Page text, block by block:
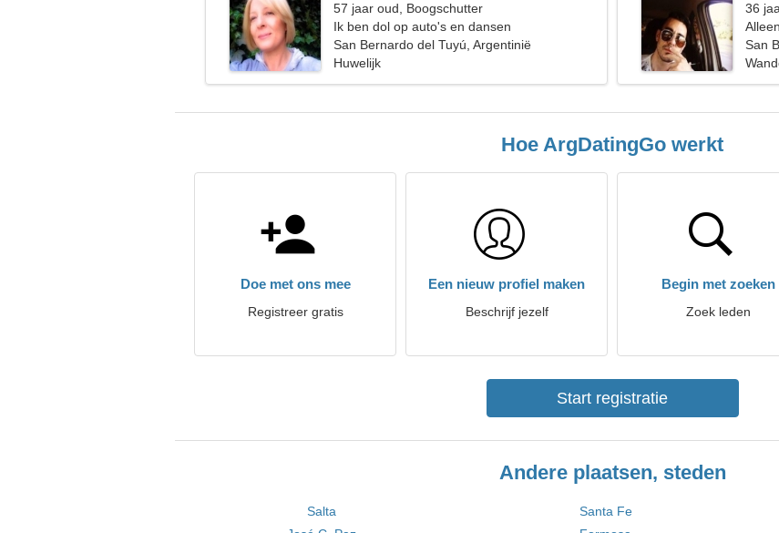
57 jaar oud, Boogschutter
Ik ben dol op auto's en dansen
San Bernardo del Tuyú, Argentinië
Huwelijk
36
San
Hoe ArgDatingGo werkt
Doe met ons mee
Registreer gratis
Een nieuw profiel maken
Beschrijf jezelf
Begin met zoeken
Zoek leden
Start registratie
Andere plaatsen, steden
Salta Santa Fe